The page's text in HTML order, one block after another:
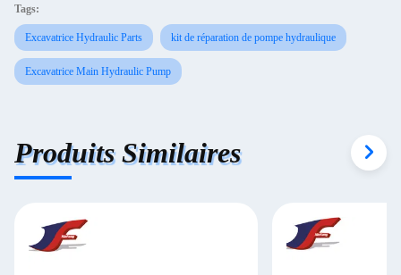
Tags:
Excavatrice Hydraulic Parts kit de réparation de pompe hydraulique
Excavatrice Main Hydraulic Pump
Produits Similaires